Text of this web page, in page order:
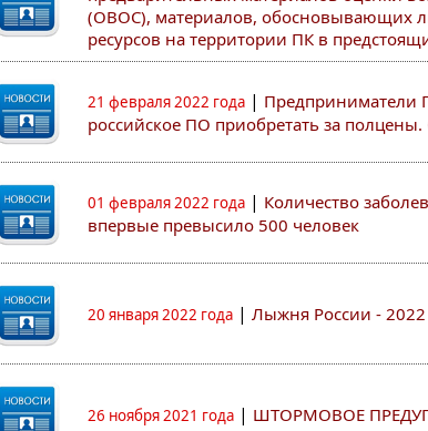
(ОВОС), материалов, обосновывающих
ресурсов на территории ПК в
21 февраля 2022 года | Предприниматели
российское ПО приобретать за
01 февраля 2022 года | Количество
впервые превысило 500 человек
20 января 2022 года | Лыжня России - 2022
26 ноября 2021 года | ШТОРМОВОЕ